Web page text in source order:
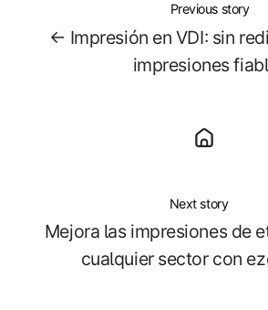
Previous story
← Impresión en VDI: sin
impresiones
Next story
Mejora las impresiones de
cualquier sector con